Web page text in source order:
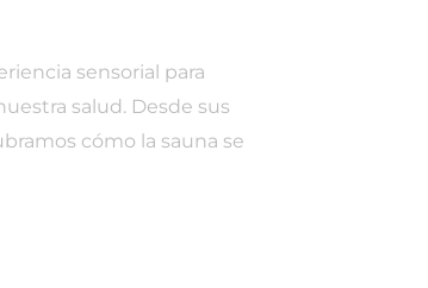
sensorial para
salud. Desde sus
cómo la sauna se